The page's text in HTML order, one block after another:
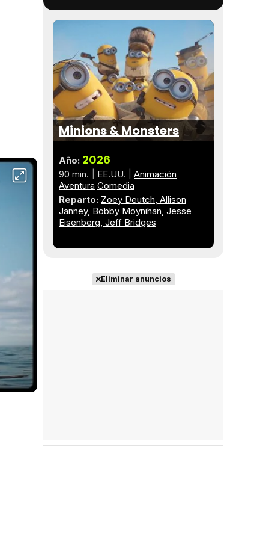
Minions & Monsters
Año: 2026
90 min. EE.UU.
Animación
Aventura Comedia
Reparto: Zoey Deutch Allison
Janney Bobby Moynihan Jesse
Eisenberg Jeff Bridges
Eliminar anuncios